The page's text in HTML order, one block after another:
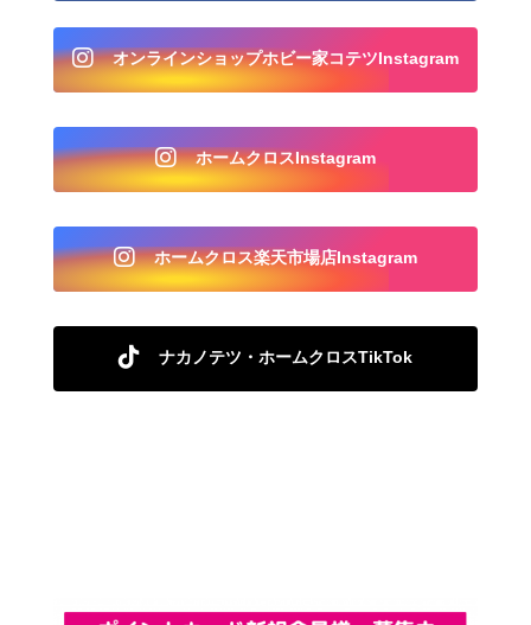
オンラインショップホビー家コテツInstagram
ホームクロスInstagram
ホームクロス楽天市場店Instagram
ナカノテツ・ホームクロスTikTok